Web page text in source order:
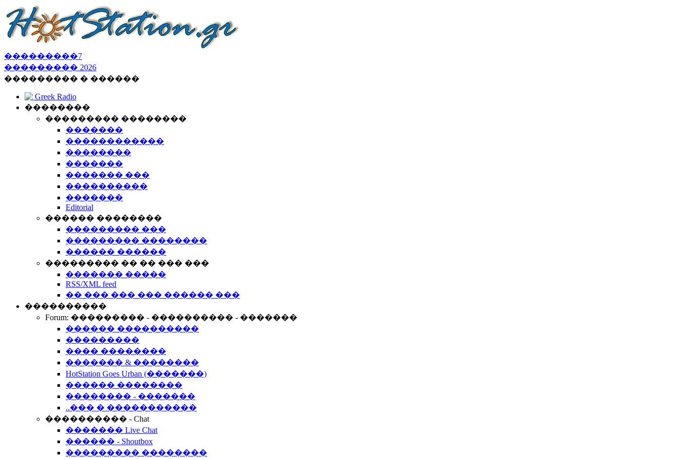
���������7
��������� 2026
��������� � ������
Greek Radio
��������
��������� ��������
�������
������������
��������
�������
������� ���
����������
�������
Editorial
������ ��������
��������� ���
��������� ��������
������ ������
��������� �� �� ��� ���
������� �����
RSS/XML feed
�� ��� ��� ��� ������ ���
����������
Forum: ��������� - ���������� - �������
������ ����������
���������
���� ��������
������� & ��������
HotStation Goes Urban (�������)
������ ��������
�������� - �������
..��� � �����������
���������� - Chat
������� Live Chat
������ - Shoutbox
��������� ��������